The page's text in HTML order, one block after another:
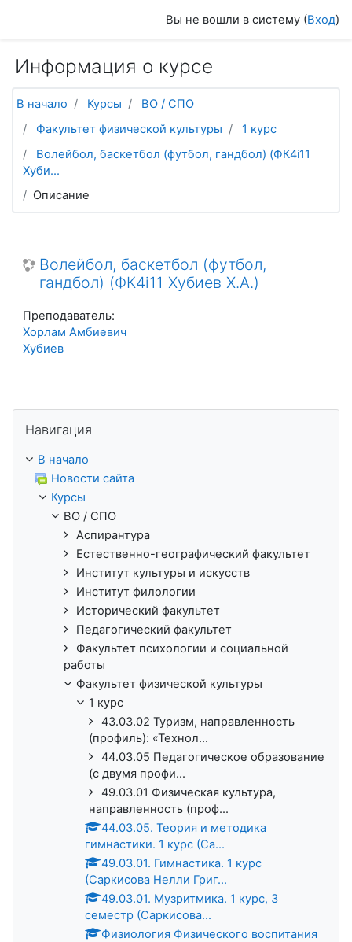
Вы не вошли в систему (Вход)
Информация о курсе
В начало Курсы
ВО / СПО
Факультет физической культуры
1 курс
Волейбол, баскетбол (футбол, гандбол) (ФК4i11
Хуби...
Описание
Волейбол, баскетбол (футбол,
гандбол) (ФК4i11 Хубиев Х.А.)
Преподаватель:
Хорлам Амбиевич
Хубиев
Навигация
В начало
Новости сайта
Курсы
ВО / СПО
Аспирантура
Естественно-географический факультет
Институт культуры и искусств
Институт филологии
Исторический факультет
Педагогический факультет
Факультет психологии и социальной
работы
Факультет физической культуры
1 курс
43.03.02 Туризм, направленность
(профиль): «Технол...
44.03.05 Педагогическое образование
(с двумя профи...
49.03.01 Физическая культура,
направленность (проф...
44.03.05. Теория и методика
гимнастики. 1 курс (Са...
49.03.01. Гимнастика. 1 курс
(Саркисова Нелли Григ...
49.03.01. Музритмика. 1 курс, 3
семестр (Саркисова...
Физиология Физического воспитания